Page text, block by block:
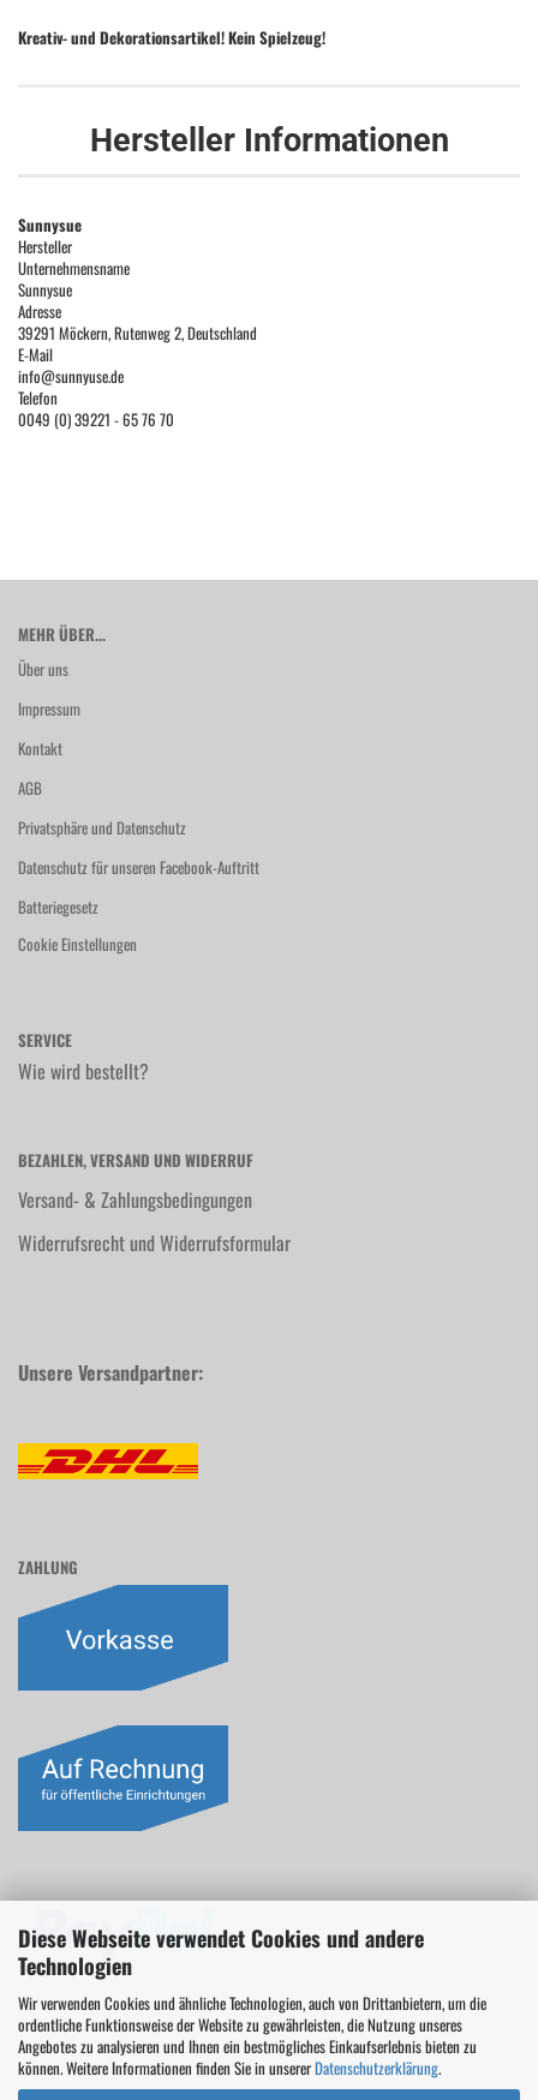
Diese Webseite verwendet Cookies und andere
Technologien
Wir verwenden Cookies und ähnliche Technologien, auch von Drittanbietern, um die
ordentliche Funktionsweise der Website zu gewährleisten, die Nutzung unseres
Angebotes zu analysieren und Ihnen ein bestmögliches Einkaufserlebnis bieten zu
können. Weitere Informationen finden Sie in unsererDatenschutzerklärung.
Kreativ- und Dekorationsartikel! Kein Spielzeug!
Hersteller Informationen
Sunnysue
Hersteller
Unternehmensname
Sunnysue
Adresse
39291 Möckern, Rutenweg 2, Deutschland
E-Mail
info@sunnyuse.de
Telefon
0049 (0) 39221 - 65 76 70
MEHR ÜBER...
Über uns
Impressum
Kontakt
AGB
Privatsphäre und Datenschutz
Datenschutz für unseren Facebook-Auftritt
Batteriegesetz
Cookie Einstellungen
SERVICE
Wie wird bestellt?
BEZAHLEN, VERSAND UND WIDERRUF
Versand- & Zahlungsbedingungen
Widerrufsrecht und Widerrufsformular
Unsere Versandpartner:
ZAHLUNG